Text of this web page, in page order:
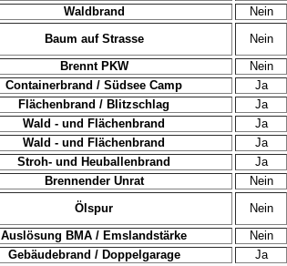
Waldbrand Nein
Baum auf Strasse Nein
Brennt PKW Nein
Containerbrand / Südsee Camp Ja
Flächenbrand / Blitzschlag Ja
Wald - und Flächenbrand Ja
Wald - und Flächenbrand Ja
Stroh- und Heuballenbrand Ja
Brennender Unrat Nein
Ölspur Nein
Auslösung BMA / Emslandstärke Nein
Gebäudebrand / Doppelgarage Ja